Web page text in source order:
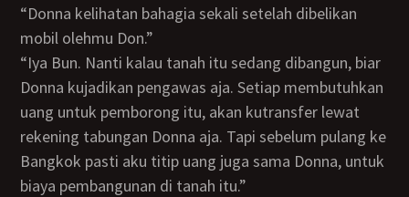
“Donna kelihatan bahagia sekali setelah dibelikan
mobil olehmu Don.”
“Iya Bun. Nanti kalau tanah itu sedang dibangun, biar
Donna kujadikan pengawas aja. Setiap membutuhkan
uang untuk pemborong itu, akan kutransfer lewat
rekening tabungan Donna aja. Tapi sebelum pulang ke
Bangkok pasti aku titip uang juga sama Donna, untuk
biaya pembangunan di tanah itu.”